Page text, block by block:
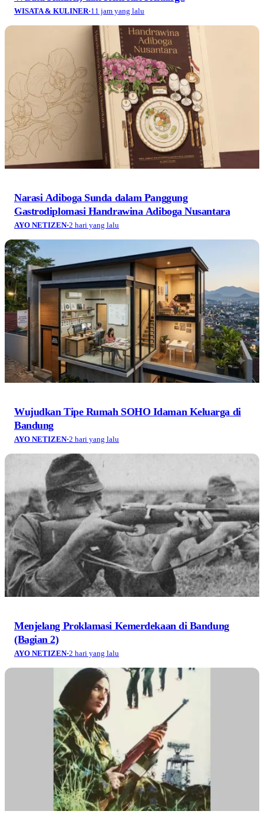
Menjelang Proklamasi Kemerdekaan di Bandung
(Bagian 2)
AYO NETIZEN 2 hari yang lalu
Nomor Proklamasi: Ketika Majalah Selecta
Menyambut Hari Kemerdekaan RI 1969
AYO NETIZEN·2 hari yang lalu
Melacak Jejak Gastronomi Jawa dalam Kokki Bitja
(1854): Identitas, Karakteristik, dan Kontinuitas
AYO NETIZEN·2 hari yang lalu
Jelajah Sungai Cigerendong, Surga Tersembunyi di
Dusun Cukanggaleuh Pangandaran
WISATA & KULINER 2 hari yang lalu